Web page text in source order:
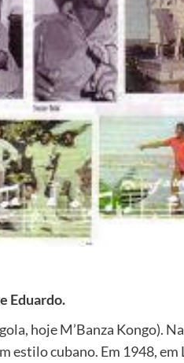
Eduardo.
hoje M’Banza Kongo).
estilo cubano. Em 1948,